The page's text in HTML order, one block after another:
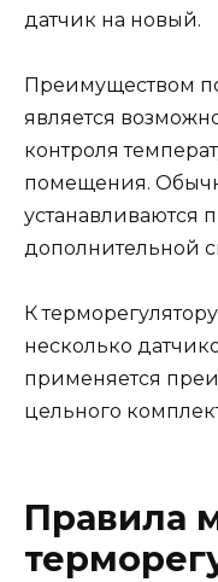
датчик на новый.
Преимуществом
является
контроля
помещения.
устанавливаются
дополнительной
К
несколько
применяется
цельного
Правила